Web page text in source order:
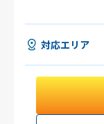
対応エリア